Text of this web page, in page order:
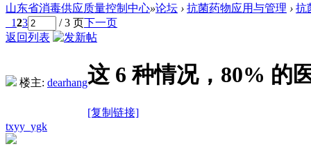
山东省消毒供应质量控制中心»论坛 › 抗菌药物应用与管理 › 抗
123 / 3 页下一页
返回列表
楼主: dearhang这 6 种情况，80% 的
[复制链接]
txyy_ygk